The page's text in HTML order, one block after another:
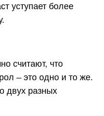
уступает более
считают, что
– это одно и то же.
двух разных